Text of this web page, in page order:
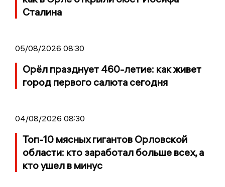
Сталина
05/08/2026 08:30
Орёл празднует 460-летие: как живет
город первого салюта сегодня
04/08/2026 08:30
Топ-10 мясных гигантов Орловской
области: кто заработал больше всех, а
кто ушел в минус